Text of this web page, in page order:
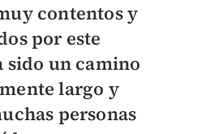
contentos y
por este
sido un camino
largo y
personas